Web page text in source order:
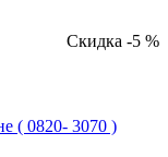
Скидка -5 %